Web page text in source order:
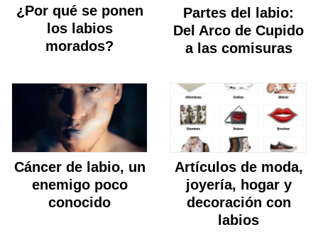
¿Por qué se ponen
los labios
morados?
Partes del labio:
Del Arco de Cupido
a las comisuras
Cáncer de labio, un
enemigo poco
conocido
Artículos de moda,
joyería, hogar y
decoración con
labios